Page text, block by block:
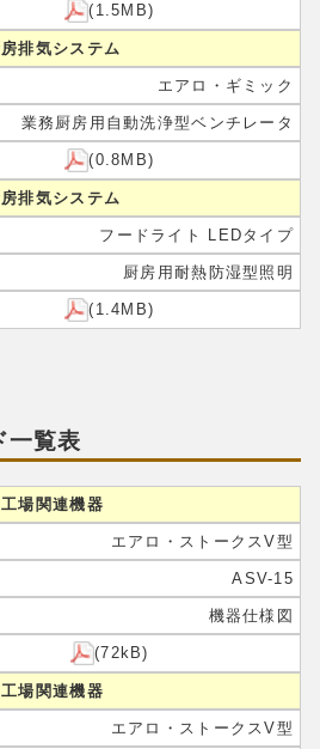
(1.5MB)
排気システム
エアロ・ギミック
業務厨房用自動洗浄型ベンチレータ
(0.8MB)
排気システム
フードライト LEDタイプ
厨房用耐熱防湿型照明
(1.4MB)
一覧表
工場関連機器
エアロ・ストークスV型
ASV-15
機器仕様図
(72kB)
工場関連機器
エアロ・ストークスV型